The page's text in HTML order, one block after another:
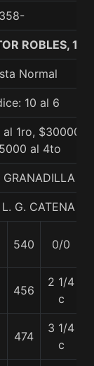
ROBLES,
Normal
10 al 6
al 1ro,
al 4to
GRANADILLA
G. CATENA
540 0/0
456
2 1/4
c
474
3 1/4
c